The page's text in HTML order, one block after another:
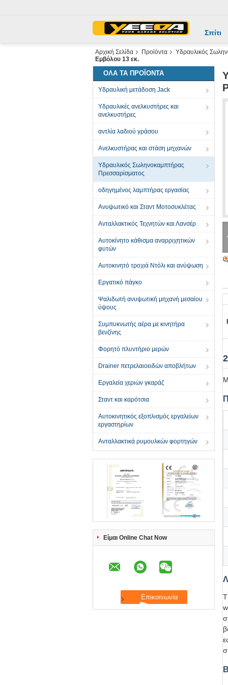
Σπίτι
Αρχική Σελίδα Προϊόντα Υδραυλικός
Εμβόλου 13 εκ.
ΌΛΑ ΤΑ ΠΡΟΪΌΝΤΑ
Υδραυλική μετάδοση Jack
Υδραυλικές ανελκυστήρες και
ανελκυστήρες
αντλία λαδιού γράσου
Ανελκυστήρας και στάση μηχανών
Υδραυλικός Σωληνοκαμπτήρας
Πρεσσαρίσματος
οδηγημένος λαμπτήρας εργασίας
Ανυψωτικό και Σταντ Μοτοσυκλέτας
Ανταλλακτικός Τεχνητών και Λανσέρ
Αυτοκίνητο κάθισμα αναρριχητικών
φυτών
Αυτοκινητό τροχιά Ντόλι και ανύψωση
Εργατικό πάγκο
Ψαλιδωτή ανυψωτική μηχανή μεσαίου
ύψους
Συμπυκνωτής αέρα με κινητήρα
βενζίνης
Φορητό πλυντήριο μερών
Drainer πετρελαιοειδών αποβλήτων
Εργαλεία χεριών γκαράζ
Σταντ και καρότσια
Αυτοκινητικός εξοπλισμός εργαλείων
εργαστηρίων
Ανταλλακτικά ρυμουλκών φορτηγών
Είμαι Online Chat Now